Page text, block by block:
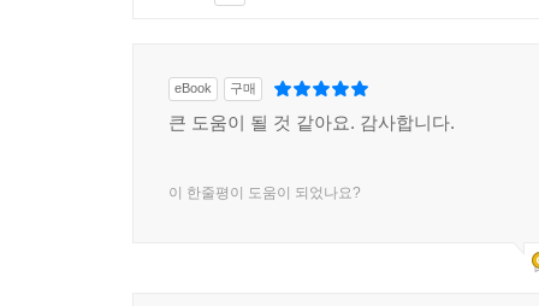
eBook 구매
큰 도움이 될 것 같아요. 감사합니다.
이 한줄평이 도움이 되었나요?